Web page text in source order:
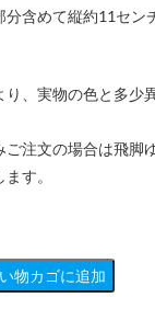
分含めて縦約11セン
、実物の色と多少
注文の場合は飛脚
す。
物カゴに追加